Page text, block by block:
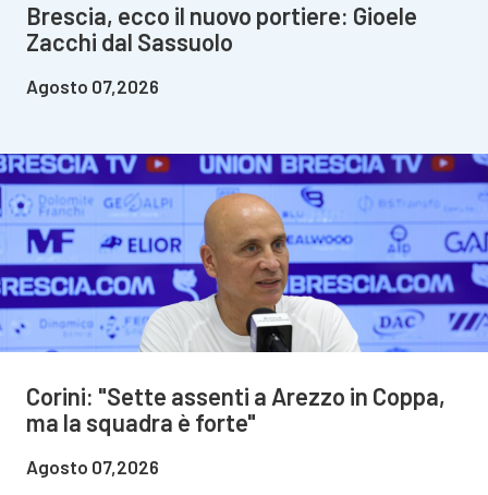
Brescia, ecco il nuovo portiere: Gioele
Zacchi dal Sassuolo
Agosto 07,2026
Corini: "Sette assenti a Arezzo in Coppa,
ma la squadra è forte"
Agosto 07,2026